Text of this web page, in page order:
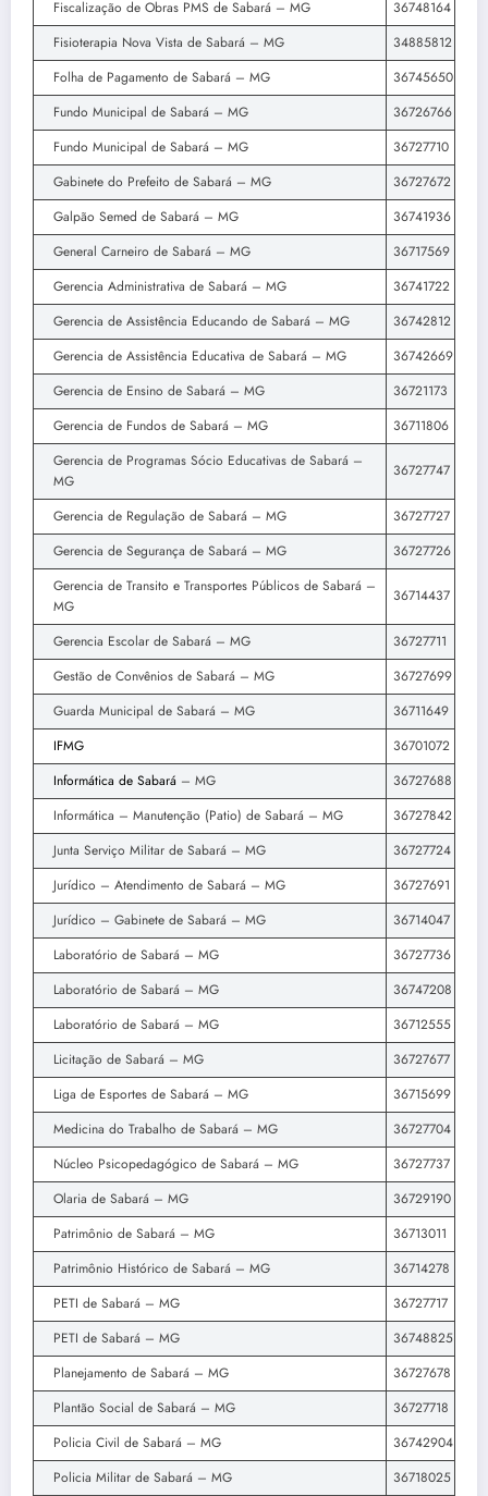
Fiscalização de Obras PMS de Sabará – MG
36748164
Fisioterapia Nova Vista de Sabará – MG
34885812
Folha de Pagamento de Sabará – MG
36745650
Fundo Municipal de Sabará – MG
36726766
Fundo Municipal de Sabará – MG
36727710
Gabinete do Prefeito de Sabará – MG
36727672
Galpão Semed de Sabará – MG
36741936
General Carneiro de Sabará – MG
36717569
Gerencia Administrativa de Sabará – MG
36741722
Gerencia de Assistência Educando de Sabará – MG
36742812
Gerencia de Assistência Educativa de Sabará – MG
36742669
Gerencia de Ensino de Sabará – MG
36721173
Gerencia de Fundos de Sabará – MG
36711806
Gerencia de Programas Sócio Educativas de Sabará –
MG
36727747
Gerencia de Regulação de Sabará – MG
36727727
Gerencia de Segurança de Sabará – MG
36727726
Gerencia de Transito e Transportes Públicos de Sabará –
MG
36714437
Gerencia Escolar de Sabará – MG
36727711
Gestão de Convênios de Sabará – MG
36727699
Guarda Municipal de Sabará – MG
36711649
IFMG
36701072
Informática de Sabará – MG
36727688
Informática – Manutenção (Patio) de Sabará – MG
36727842
Junta Serviço Militar de Sabará – MG
36727724
Jurídico – Atendimento de Sabará – MG
36727691
Jurídico – Gabinete de Sabará – MG
36714047
Laboratório de Sabará – MG
36727736
Laboratório de Sabará – MG
36747208
Laboratório de Sabará – MG
36712555
Licitação de Sabará – MG
36727677
Liga de Esportes de Sabará – MG
36715699
Medicina do Trabalho de Sabará – MG
36727704
Núcleo Psicopedagógico de Sabará – MG
36727737
Olaria de Sabará – MG
36729190
Patrimônio de Sabará – MG
36713011
Patrimônio Histórico de Sabará – MG
36714278
PETI de Sabará – MG
36727717
PETI de Sabará – MG
36748825
Planejamento de Sabará – MG
36727678
Plantão Social de Sabará – MG
36727718
Policia Civil de Sabará – MG
36742904
Policia Militar de Sabará – MG
36718025